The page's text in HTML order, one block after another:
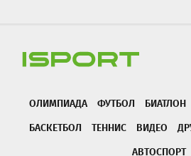
ОЛИМПИАДА ФУТБОЛ БИАТЛОН
БАСКЕТБОЛ
ТЕННИС ВИДЕО
АВТОСПОРТ